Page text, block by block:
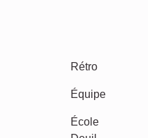
Nature